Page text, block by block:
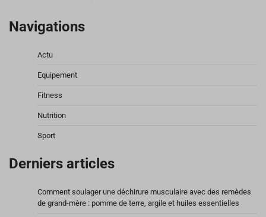
Navigations
Actu
Equipement
Fitness
Nutrition
Sport
Derniers articles
Comment soulager une déchirure musculaire avec des remèdes
de grand-mère : pomme de terre, argile et huiles essentielles